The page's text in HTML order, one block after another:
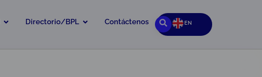
Directorio/BPL Contáctenos EN